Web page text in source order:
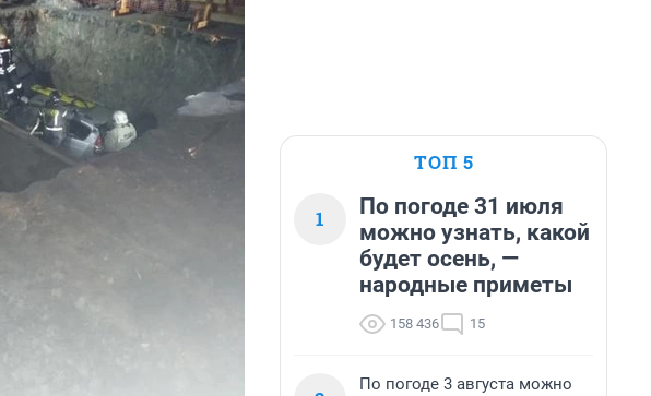
ТОП 5
1
По погоде 31 июля
можно узнать, какой
будет осень, —
народные приметы
158 436 15
По погоде 3 августа можно